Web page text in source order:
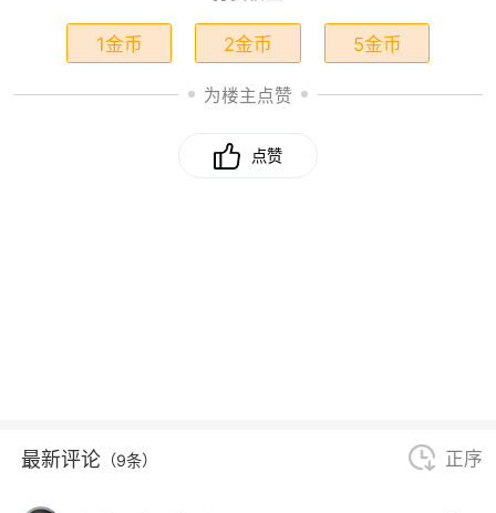
1金币 2金币 5金币
为楼主点赞
点赞
最新评论 （9条） 正序